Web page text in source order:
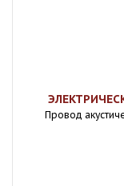
Провод